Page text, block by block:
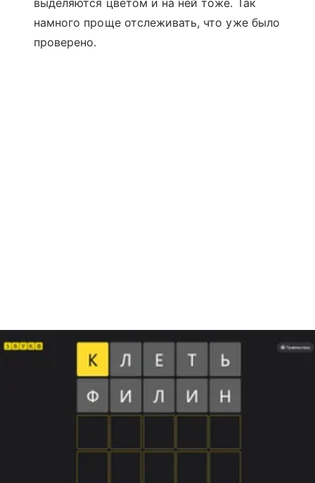
выделяются цветом и на ней тоже. Так
намного проще отслеживать, что уже было
проверено.